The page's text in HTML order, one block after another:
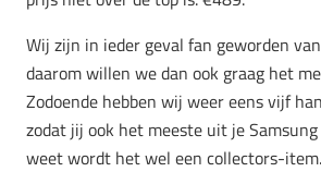
Wij zijn in ieder geval fan geworden
daarom willen we dan ook graag het
Zodoende hebben wij weer eens vijf
zodat jij ook het meeste uit je
weet wordt het wel een collectors-item.